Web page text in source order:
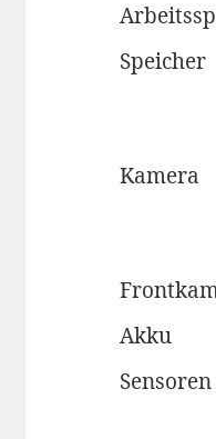
Speicher
Kamera
Akku
Sensoren